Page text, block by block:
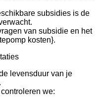
subsidies is de
van subsidie en het
kosten}.
levensduur van je
we: